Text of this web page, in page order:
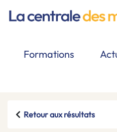
Formations
Retour aux résultats